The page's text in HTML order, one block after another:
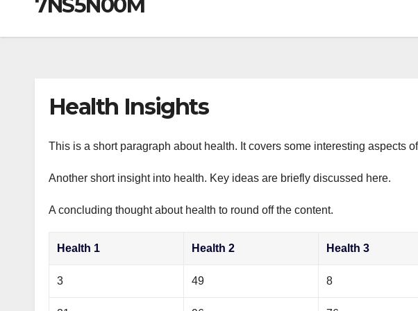
7NS5N00M
Health Insights
This is a short paragraph about health. It covers some interesting aspects
Another short insight into health. Key ideas are briefly discussed here.
A concluding thought about health to round off the content.
Health 1 Health 2 Health 3
3 49 8
m